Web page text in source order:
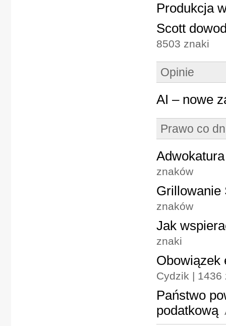
Produkcja
Scott
8503 znaki
Opinie
AI – nowe
Prawo co
znaków
Grillowanie
znaków
Jak
znaki
Obowiązek
Cydzik | 1436
Państwo
podatkową